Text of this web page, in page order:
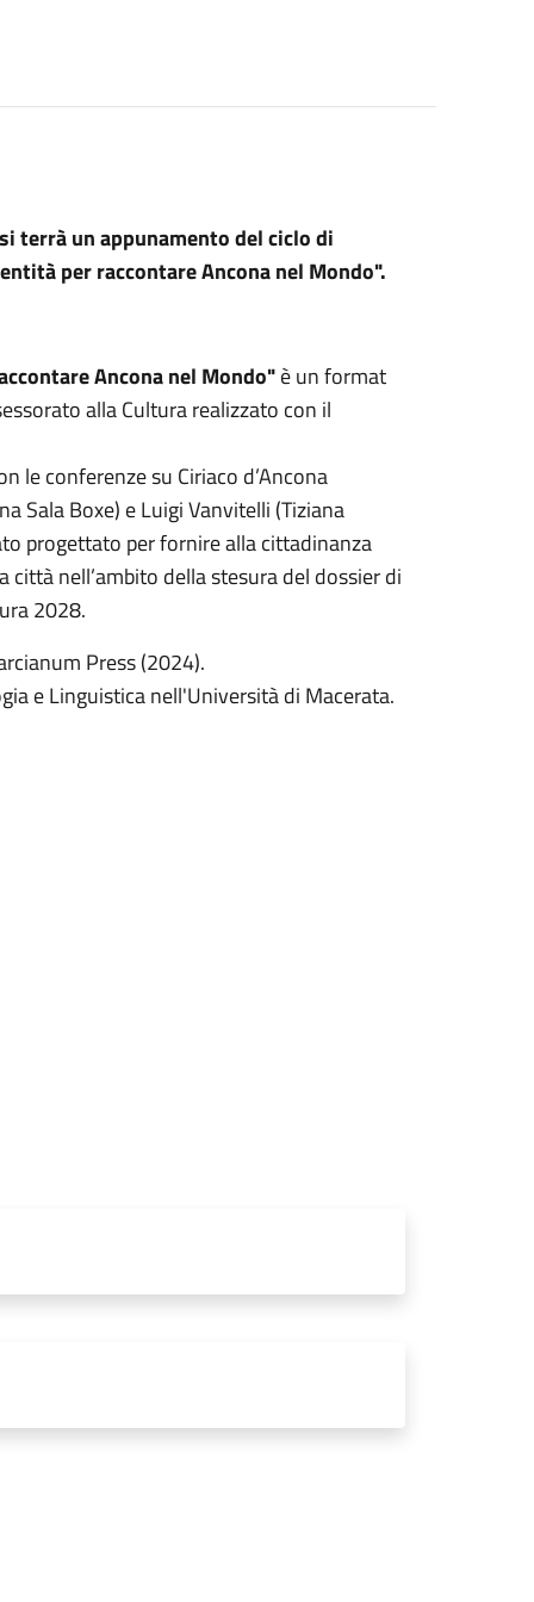
terrà un appunamento del ciclo di
per raccontare Ancona nel Mondo".
Ancona nel Mondo"è un format
alla Cultura realizzato con il
le conferenze su Ciriaco d’Ancona
Sala Boxe) e Luigi Vanvitelli (Tiziana
progettato per fornire alla cittadinanza
nell’ambito della stesura del dossier di
2028.
Press (2024).
e Linguistica nell'Università di Macerata.